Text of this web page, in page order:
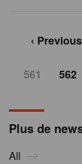
Plus de
All
‹ Previous
561 562